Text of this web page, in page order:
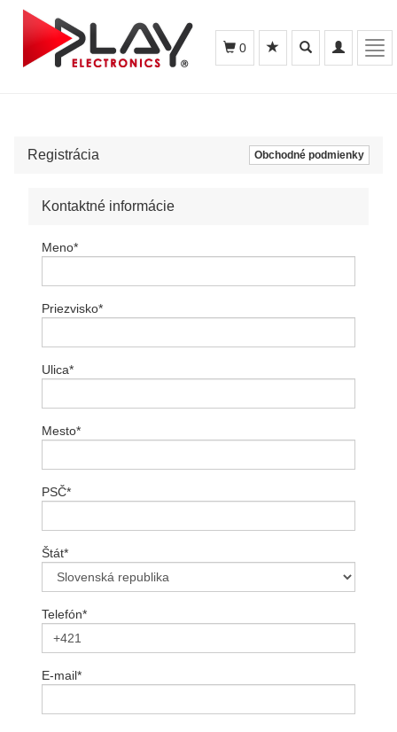
Toggle
navigation
Toggle
search
0
Registrácia Obchodné podmienky
Kontaktné informácie
Meno*
Priezvisko*
Ulica*
Mesto*
PSČ*
Štát*
Telefón*
E-mail*